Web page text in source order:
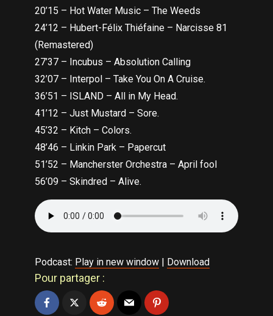
20’15 – Hot Water Music – The Weeds
24’12 – Hubert-Félix Thiéfaine – Narcisse 81
(Remastered)
27’37 – Incubus – Absolution Calling
32’07 – Interpol – Take You On A Cruise.
36’51 – ISLAND – All in My Head.
41’12 – Just Mustard – Sore.
45’32 – Kitch – Colors.
48’46 – Linkin Park – Papercut
51’52 – Mancherster Orchestra – April fool
56’09 – Skindred – Alive.
Podcast: Play in new window | Download
Pour partager :